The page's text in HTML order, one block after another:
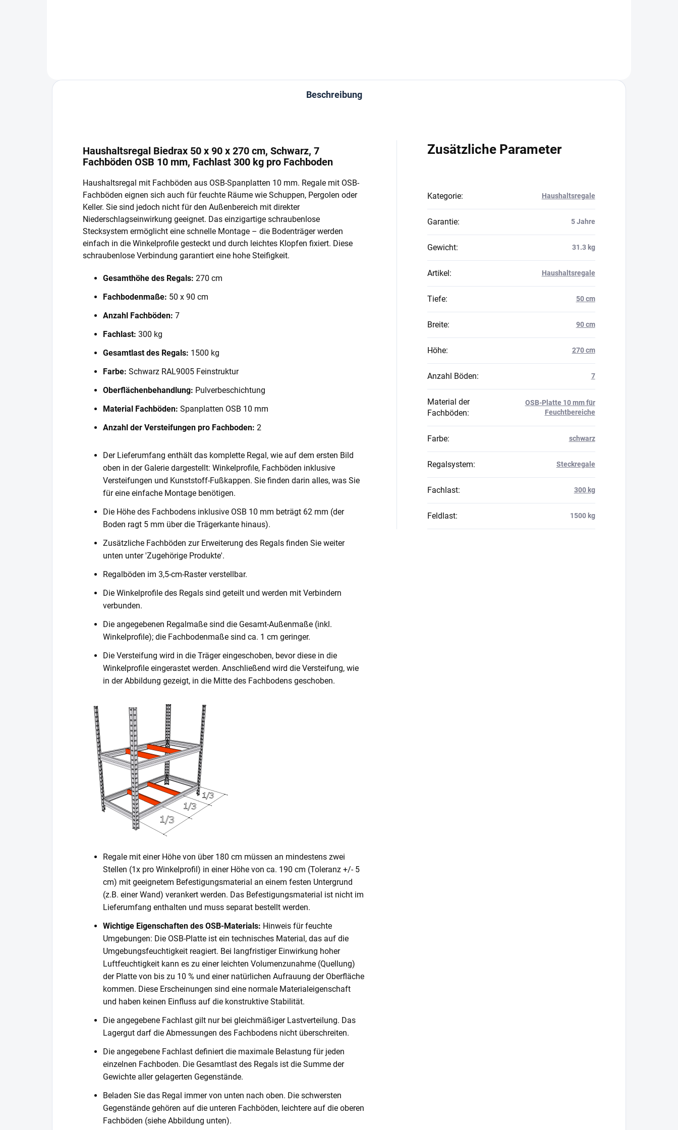
Beschreibung
Haushaltsregal Biedrax 50 x 90 x 270 cm, Schwarz, 7
Fachböden OSB 10 mm, Fachlast 300 kg pro Fachboden
Haushaltsregal mit Fachböden aus OSB-Spanplatten 10 mm. Regale mit OSB-
Fachböden eignen sich auch für feuchte Räume wie Schuppen, Pergolen oder
Keller. Sie sind jedoch nicht für den Außenbereich mit direkter
Niederschlagseinwirkung geeignet. Das einzigartige schraubenlose
Stecksystem ermöglicht eine schnelle Montage – die Bodenträger werden
einfach in die Winkelprofile gesteckt und durch leichtes Klopfen fixiert. Diese
schraubenlose Verbindung garantiert eine hohe Steifigkeit.
Gesamthöhe des Regals: 270 cm
Fachbodenmaße: 50 x 90 cm
Anzahl Fachböden: 7
Fachlast: 300 kg
Gesamtlast des Regals: 1500 kg
Farbe: Schwarz RAL9005 Feinstruktur
Oberflächenbehandlung: Pulverbeschichtung
Material Fachböden: Spanplatten OSB 10 mm
Anzahl der Versteifungen pro Fachboden: 2
Der Lieferumfang enthält das komplette Regal, wie auf dem ersten Bild
oben in der Galerie dargestellt: Winkelprofile, Fachböden inklusive
Versteifungen und Kunststoff-Fußkappen. Sie finden darin alles, was Sie
für eine einfache Montage benötigen.
Die Höhe des Fachbodens inklusive OSB 10 mm beträgt 62 mm (der
Boden ragt 5 mm über die Trägerkante hinaus).
Zusätzliche Fachböden zur Erweiterung des Regals finden Sie weiter
unten unter 'Zugehörige Produkte'.
Regalböden im 3,5-cm-Raster verstellbar.
Die Winkelprofile des Regals sind geteilt und werden mit Verbindern
verbunden.
Die angegebenen Regalmaße sind die Gesamt-Außenmaße (inkl.
Winkelprofile); die Fachbodenmaße sind ca. 1 cm geringer.
Die Versteifung wird in die Träger eingeschoben, bevor diese in die
Winkelprofile eingerastet werden. Anschließend wird die Versteifung, wie
in der Abbildung gezeigt, in die Mitte des Fachbodens geschoben.
Regale mit einer Höhe von über 180 cm müssen an mindestens zwei
Stellen (1x pro Winkelprofil) in einer Höhe von ca. 190 cm (Toleranz +/- 5
cm) mit geeignetem Befestigungsmaterial an einem festen Untergrund
(z.B. einer Wand) verankert werden. Das Befestigungsmaterial ist nicht im
Lieferumfang enthalten und muss separat bestellt werden.
Wichtige Eigenschaften des OSB-Materials: Hinweis für feuchte
Umgebungen: Die OSB-Platte ist ein technisches Material, das auf die
Umgebungsfeuchtigkeit reagiert. Bei langfristiger Einwirkung hoher
Luftfeuchtigkeit kann es zu einer leichten Volumenzunahme (Quellung)
der Platte von bis zu 10 % und einer natürlichen Aufrauung der Oberfläche
kommen. Diese Erscheinungen sind eine normale Materialeigenschaft
und haben keinen Einfluss auf die konstruktive Stabilität.
Die angegebene Fachlast gilt nur bei gleichmäßiger Lastverteilung. Das
Lagergut darf die Abmessungen des Fachbodens nicht überschreiten.
Die angegebene Fachlast definiert die maximale Belastung für jeden
einzelnen Fachboden. Die Gesamtlast des Regals ist die Summe der
Gewichte aller gelagerten Gegenstände.
Beladen Sie das Regal immer von unten nach oben. Die schwersten
Gegenstände gehören auf die unteren Fachböden, leichtere auf die oberen
Fachböden (siehe Abbildung unten).
Zusätzliche Parameter
Kategorie: Haushaltsregale
Garantie: 5 Jahre
Gewicht: 31.3 kg
Artikel: Haushaltsregale
Tiefe: 50 cm
Breite: 90 cm
Höhe: 270 cm
Anzahl Böden: 7
Material der
Fachböden:
OSB-Platte 10 mm für
Feuchtbereiche
Farbe: schwarz
Regalsystem: Steckregale
Fachlast: 300 kg
Feldlast: 1500 kg